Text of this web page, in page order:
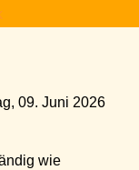
09. Juni 2026
wie